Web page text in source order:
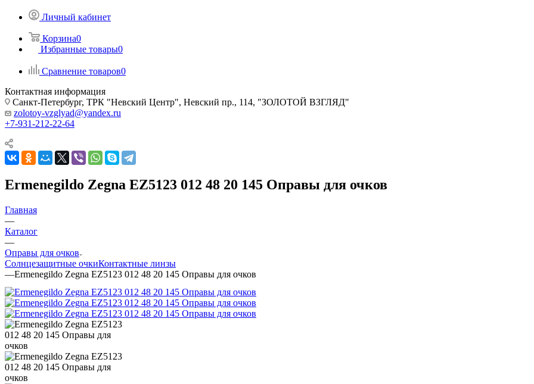
Личный кабинет
Корзина0
Избранные товары0
Сравнение товаров0
Контактная информация
Санкт-Петербург, ТРК "Невский Центр", Невский пр., 114, "ЗОЛОТОЙ ВЗГЛЯД"
zolotoy-vzglyad@yandex.ru
+7-931-212-22-64
Ermenegildo Zegna EZ5123 012 48 20 145 Оправы для очков
Главная
—
Каталог
—
Оправы для очков
Солнцезащитные очкиКонтактные линзы
—Ermenegildo Zegna EZ5123 012 48 20 145 Оправы для очков